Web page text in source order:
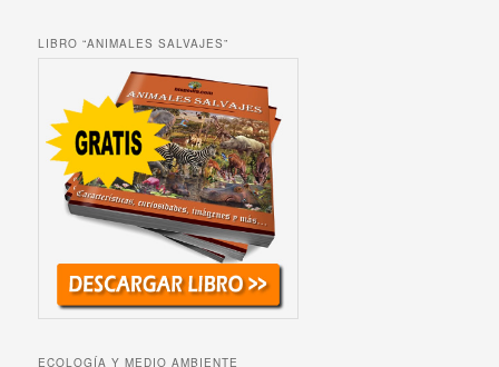
LIBRO “ANIMALES SALVAJES”
ECOLOGÍA Y MEDIO AMBIENTE